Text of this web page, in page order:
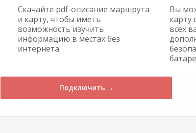
Скачайте pdf-описание маршрута
и карту, чтобы иметь
возможность изучить
информацию в местах без
интернета.
Вы
карту
всех
Подключить →